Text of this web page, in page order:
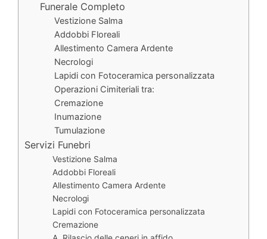
Funerale Completo
Vestizione Salma
Addobbi Floreali
Allestimento Camera Ardente
Necrologi
Lapidi con Fotoceramica personalizzata
Operazioni Cimiteriali tra:
Cremazione
Inumazione
Tumulazione
Servizi Funebri
Vestizione Salma
Addobbi Floreali
Allestimento Camera Ardente
Necrologi
Lapidi con Fotoceramica personalizzata
Cremazione